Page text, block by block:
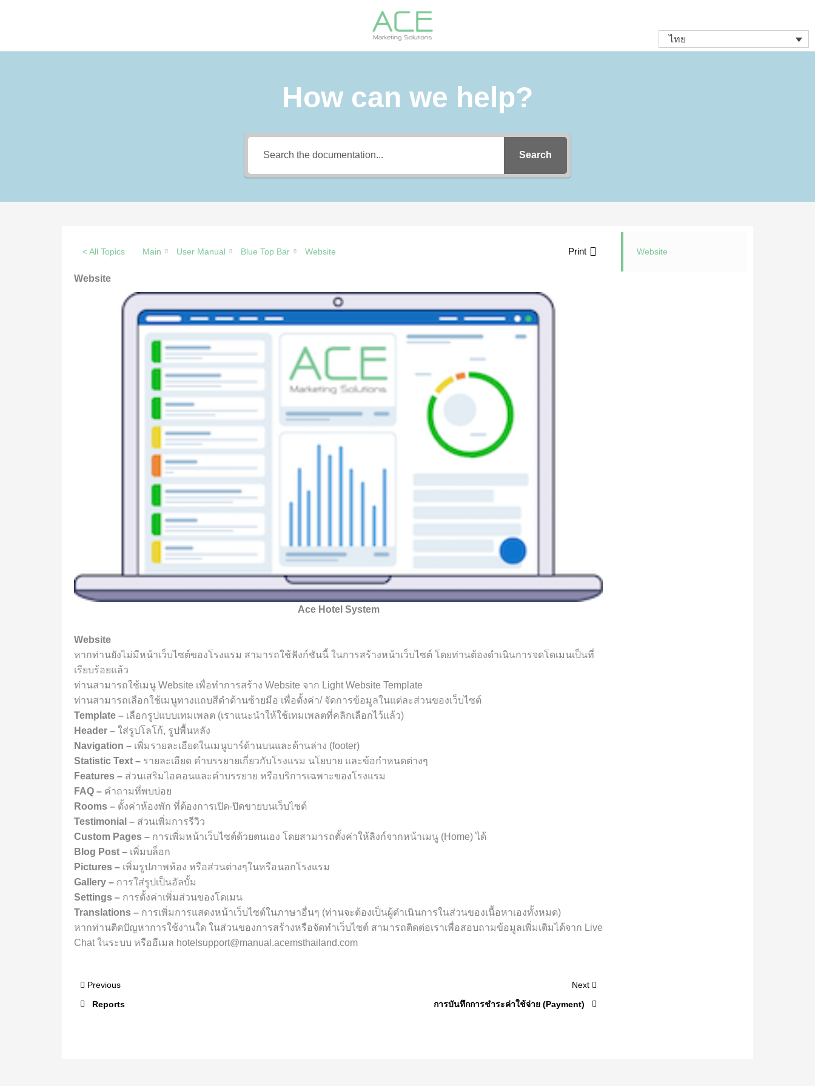
ไทย
How can we help?
Search
< All Topics Main User Manual Blue Top Bar Website Print
Website
Ace Hotel System
Website
หากท่านยังไม่มีหน้าเว็บไซต์ของโรงแรม สามารถใช้ฟังก์ชันนี้ ในการสร้างหน้าเว็บไซต์ โดยท่านต้องดำเนินการจดโดเมนเป็นที่
เรียบร้อยแล้ว
ท่านสามารถใช้เมนู Website เพื่อทำการสร้าง Website จาก Light Website Template
ท่านสามารถเลือกใช้เมนูทางแถบสีดำด้านซ้ายมือ เพื่อตั้งค่า/ จัดการข้อมูลในแต่ละส่วนของเว็บไซต์
Template – เลือกรูปแบบเทมเพลต (เราแนะนำให้ใช้เทมเพลตที่คลิกเลือกไว้แล้ว)
Header – ใส่รูปโลโก้, รูปพื้นหลัง
Navigation – เพิ่มรายละเอียดในเมนูบาร์ด้านบนและด้านล่าง (footer)
Statistic Text – รายละเอียด คำบรรยายเกี่ยวกับโรงแรม นโยบาย และข้อกำหนดต่างๆ
Features – ส่วนเสริมไอคอนและคำบรรยาย หรือบริการเฉพาะของโรงแรม
FAQ – คำถามที่พบบ่อย
Rooms – ตั้งค่าห้องพัก ที่ต้องการเปิด-ปิดขายบนเว็บไซต์
Testimonial – ส่วนเพิ่มการรีวิว
Custom Pages – การเพิ่มหน้าเว็บไซต์ด้วยตนเอง โดยสามารถตั้งค่าให้ลิงก์จากหน้าเมนู (Home) ได้
Blog Post – เพิ่มบล็อก
Pictures – เพิ่มรูปภาพห้อง หรือส่วนต่างๆในหรือนอกโรงแรม
Gallery – การใส่รูปเป็นอัลบั้ม
Settings – การตั้งค่าเพิ่มส่วนของโดเมน
Translations – การเพิ่มการแสดงหน้าเว็บไซต์ในภาษาอื่นๆ (ท่านจะต้องเป็นผู้ดำเนินการในส่วนของเนื้อหาเองทั้งหมด)
หากท่านติดปัญหาการใช้งานใด ในส่วนของการสร้างหรือจัดทำเว็บไซต์ สามารถติดต่อเราเพื่อสอบถามข้อมูลเพิ่มเติมได้จาก Live
Chat ในระบบ หรืออีเมล hotelsupport@manual.acemsthailand.com
Previous
Reports
Next
การบันทึกการชำระค่าใช้จ่าย (Payment)
Website